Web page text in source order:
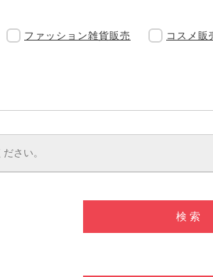
ファッション雑貨販売 コスメ販